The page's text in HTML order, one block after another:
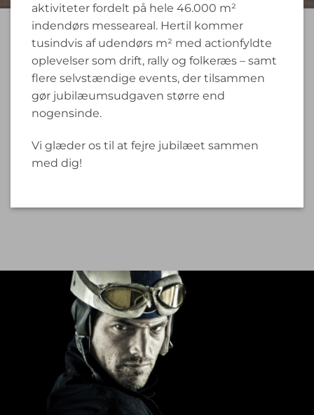
aktiviteter fordelt på hele 46.000 m²
indendørs messeareal. Hertil kommer
tusindvis af udendørs m² med actionfyldte
oplevelser som drift, rally og folkeræs – samt
flere selvstændige events, der tilsammen
gør jubilæumsudgaven større end
nogensinde.
Vi glæder os til at fejre jubilæet sammen
med dig!